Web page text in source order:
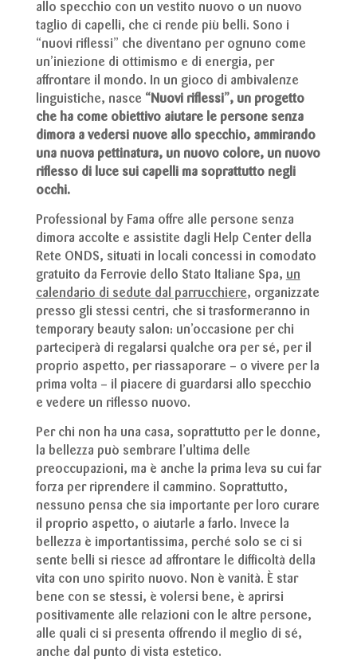
allo specchio con un vestito nuovo o un nuovo
taglio di capelli, che ci rende più belli. Sono i
“nuovi riflessi” che diventano per ognuno come
un’iniezione di ottimismo e di energia, per
affrontare il mondo. In un gioco di ambivalenze
linguistiche, nasce “Nuovi riflessi”, un progetto
che ha come obiettivo aiutare le persone senza
dimora a vedersi nuove allo specchio, ammirando
una nuova pettinatura, un nuovo colore, un nuovo
riflesso di luce sui capelli ma soprattutto negli
occhi.
Professional by Fama offre alle persone senza
dimora accolte e assistite dagli Help Center della
Rete ONDS, situati in locali concessi in comodato
gratuito da Ferrovie dello Stato Italiane Spa, un
calendario di sedute dal parrucchiere, organizzate
presso gli stessi centri, che si trasformeranno in
temporary beauty salon: un’occasione per chi
parteciperà di regalarsi qualche ora per sé, per il
proprio aspetto, per riassaporare – o vivere per la
prima volta – il piacere di guardarsi allo specchio
e vedere un riflesso nuovo.
Per chi non ha una casa, soprattutto per le donne,
la bellezza può sembrare l’ultima delle
preoccupazioni, ma è anche la prima leva su cui far
forza per riprendere il cammino. Soprattutto,
nessuno pensa che sia importante per loro curare
il proprio aspetto, o aiutarle a farlo. Invece la
bellezza è importantissima, perché solo se ci si
sente belli si riesce ad affrontare le difficoltà della
vita con uno spirito nuovo. Non è vanità. È star
bene con se stessi, è volersi bene, è aprirsi
positivamente alle relazioni con le altre persone,
alle quali ci si presenta offrendo il meglio di sé,
anche dal punto di vista estetico.